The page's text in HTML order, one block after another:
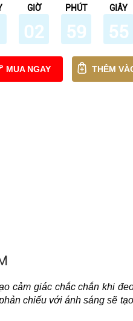
GIỜ
02
PHÚT
59
GIÂY
54
MUA NGAY THÊM
cảm giác chắc chắn khi
chiếu với ánh sáng sẽ